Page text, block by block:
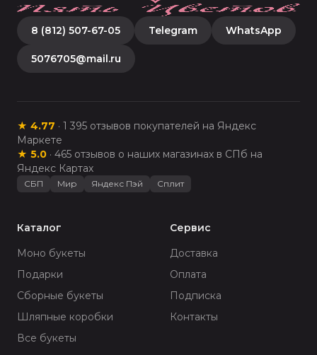
8 (812) 507-67-05 Telegram WhatsApp
5076705@mail.ru
★ 4.77 · 1 395 отзывов покупателей на Яндекс
Маркете
★ 5.0 · 465 отзывов о наших магазинах в СПб на
Яндекс Картах
СБП Мир Яндекс Пэй Сплит
Каталог
Моно букеты
Подарки
Сборные букеты
Шляпные коробки
Все букеты
Сервис
Доставка
Оплата
Подписка
Контакты